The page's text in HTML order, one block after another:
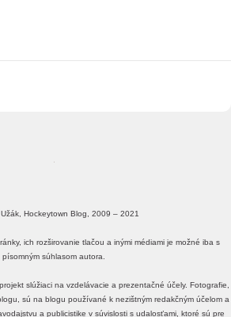
Hockeytown Blog, 2009 – 2021
ich rozširovanie tlačou a inými médiami je možné iba s
písomným súhlasom autora.
slúžiaci na vzdelávacie a prezentačné účely. Fotografie,
sú na blogu používané k nezištným redakčným účelom a
a publicistike v súvislosti s udalosťami, ktoré sú pre